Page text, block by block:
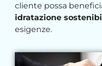
cliente possa
idratazione
esigenze.